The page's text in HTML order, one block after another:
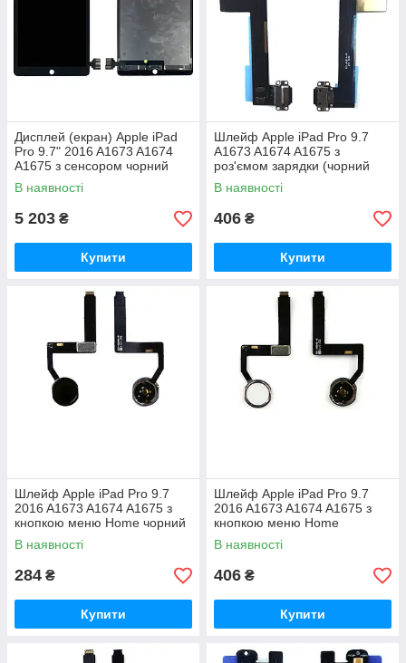
Дисплей (екран) Apple iPad
Pro 9.7" 2016 A1673 A1674
A1675 з сенсором чорний
Original PRC
В наявності
5 203 ₴
Купити
Шлейф Apple iPad Pro 9.7
A1673 A1674 A1675 з
роз'ємом зарядки (чорний
AAA)
В наявності
406 ₴
Купити
Шлейф Apple iPad Pro 9.7
2016 A1673 A1674 A1675 з
кнопкою меню Home чорний
AAA - аналог
В наявності
284 ₴
Купити
Шлейф Apple iPad Pro 9.7
2016 A1673 A1674 A1675 з
кнопкою меню Home
(сріблястий AAA)
В наявності
406 ₴
Купити